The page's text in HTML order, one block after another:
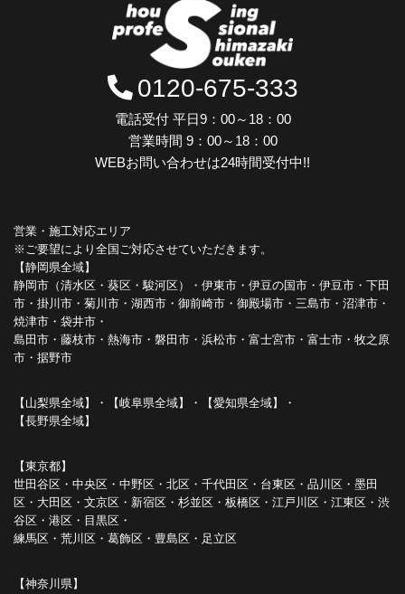
0120-675-333
電話受付 平日9：00～18：00
営業時間 9：00～18：00
WEBお問い合わせは24時間受付中!!
営業・施工対応エリア
※ご要望により全国ご対応させていただきます。
【静岡県全域】
静岡市（清水区・葵区・駿河区）・伊東市・伊豆の国市・伊豆市・下田
市・掛川市・菊川市・湖西市・御前崎市・御殿場市・三島市・沼津市・
焼津市・袋井市・
島田市・藤枝市・熱海市・磐田市・浜松市・富士宮市・富士市・牧之原
市・据野市
【山梨県全域】・【岐阜県全域】・【愛知県全域】・
【長野県全域】
【東京都】
世田谷区・中央区・中野区・北区・千代田区・台東区・品川区・墨田
区・大田区・文京区・新宿区・杉並区・板橋区・江戸川区・江東区・渋
谷区・港区・目黒区・
練馬区・荒川区・葛飾区・豊島区・足立区
【神奈川県】